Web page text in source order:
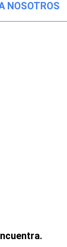
NOSOTROS